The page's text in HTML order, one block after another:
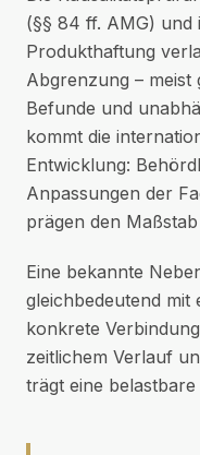
(§§ 84 ff. AMG) und
Produkthaftung
Abgrenzung –
Befunde und
kommt die
Entwicklung:
Anpassungen der
prägen den
Eine bekannte
gleichbedeutend mit
konkrete
zeitlichem Verlauf
trägt eine